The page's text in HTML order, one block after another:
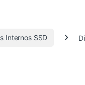
Internos SSD